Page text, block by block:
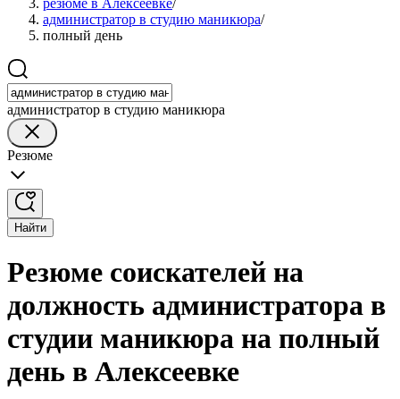
резюме в Алексеевке/
администратор в студию маникюра/
полный день
администратор в студию маникюра
Резюме
Найти
Резюме соискателей на
должность администратора в
студии маникюра на полный
день в Алексеевке